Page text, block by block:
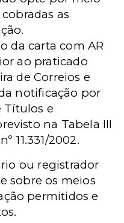
as
da carta com AR
ao praticado
de Correios e
notificação por
Títulos e
na Tabela III
11.331/2002.
ou registrador
sobre os meios
permitidos e